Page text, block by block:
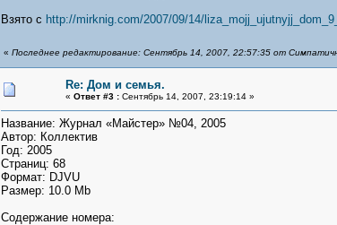
Взято с http://mirknig.com/2007/09/14/
« Последнее редактирование: Сентябрь 14, 2007, 22:57:35 от
Re: Дом и семья.
« Ответ #3 :Сентябрь 14, 2007, 23:19:14 »
Название: Журнал «Майстер» №04, 2005
Автор: Коллектив
Год: 2005
Страниц: 68
Формат: DJVU
Размер: 10.0 Mb
Содержание номера: